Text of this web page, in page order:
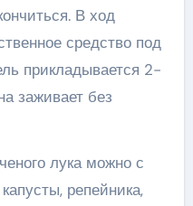
В ход
средство под
прикладывается 2-
заживает без
лука можно с
репейника,